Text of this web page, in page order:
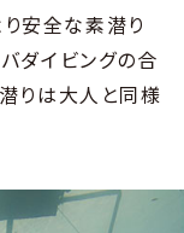
安全な素潜り
ダイビングの合
りは大人と同様